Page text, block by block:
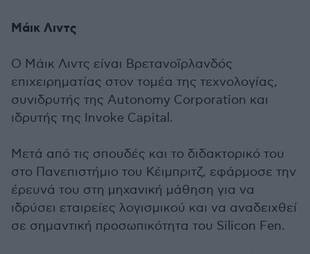
Μάικ Λιντς
O Μάικ Λιντς είναι Βρετανοϊρλανδός
επιχειρηματίας στον τομέα της τεχνολογίας,
συνιδρυτής της Autonomy Corporation και
ιδρυτής της Invoke Capital.
Μετά από τις σπουδές και το διδακτορικό του
στο Πανεπιστήμιο του Κέιμπριτζ, εφάρμοσε την
έρευνά του στη μηχανική μάθηση για να
ιδρύσει εταιρείες λογισμικού και να αναδειχθεί
σε σημαντική προσωπικότητα του Silicon Fen.